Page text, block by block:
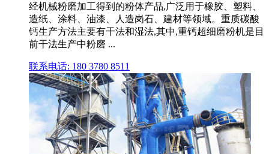
经机械粉磨加工得到的粉体产品,广泛用于橡胶、塑料、
造纸、涂料、油漆、人造岗石、建材等领域。重质碳酸
钙生产方法主要有干法和湿法,其中,重钙超细磨粉机是目
前干法生产中粉磨 ...
联系电话: 180 3780 8511